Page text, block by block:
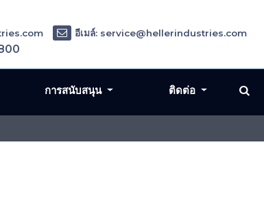
อีเมล์: service@hellerindustries.com
การสนับสนุน ติดต่อ